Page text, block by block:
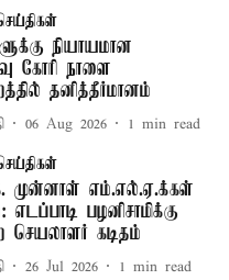
நியாயமான
கோரி நாளை
தனித்தீர்மானம்
06 Aug 2026 1 min read
முன்னாள் எம்.எல்.ஏ.க்கள்
எடப்பாடி பழனிசாமிக்கு
செயலாளர் கடிதம்
26 Jul 2026 1 min read